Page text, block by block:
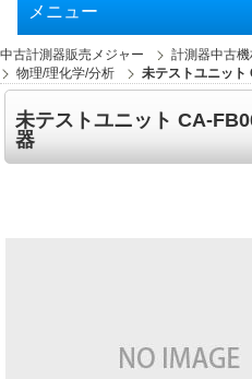
メニュー
中古計測器販売メジャー 計測器中古機
物理/理化学/分析
未テストユニッ
未テストユニット CA-
器